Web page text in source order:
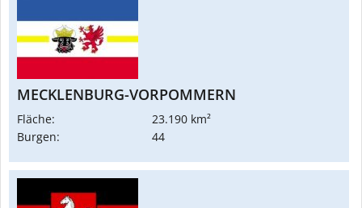
MECKLENBURG-VORPOMMERN
Fläche:
23.190 km²
Burgen:
44